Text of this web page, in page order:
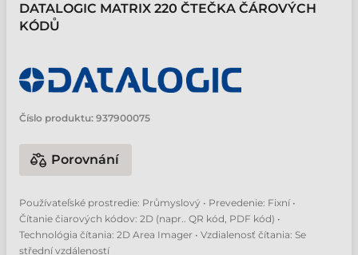
DATALOGIC MATRIX 220 ČTEČKA ČÁROVÝCH
KÓDŮ
Číslo produktu: 937900075
Porovnání
Používateľské prostredie: Průmyslový • Prevedenie: Fixní •
Čítanie čiarových kódov: 2D (napr.. QR kód, PDF kód) •
Technológia čítania: 2D Area Imager • Vzdialenosť čítania: Se
střední vzdáleností